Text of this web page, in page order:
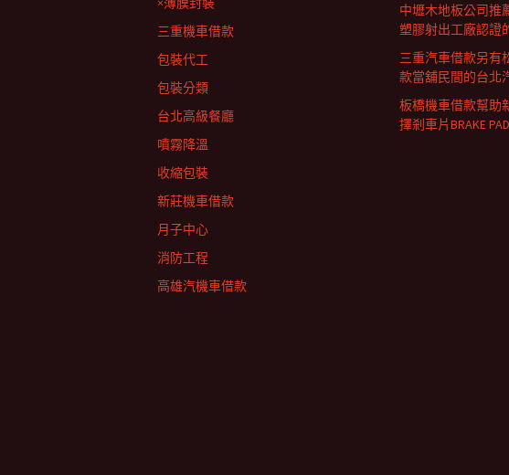
中壢木地板公司推
塑膠射出工廠認證
三重汽車借款另有
款當舖民間的台北
板橋機車借款幫助
擇剎車片BRAKE
三重機車借款
包裝代工
包裝分類
台北高級餐廳
噴霧降溫
收縮包裝
新莊機車借款
月子中心
消防工程
高雄汽機車借款